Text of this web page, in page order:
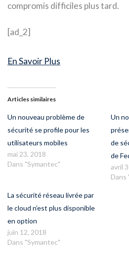
compromis difficiles plus tard.
[ad_2]
En Savoir Plus
Articles similaires
Un nouveau problème de
sécurité se profile pour les
utilisateurs mobiles
mai 23, 2018
Dans "Symantec"
Un
de
de
avril
Dans
La sécurité réseau livrée par
le cloud n’est plus disponible
en option
juin 12, 2018
Dans "Symantec"